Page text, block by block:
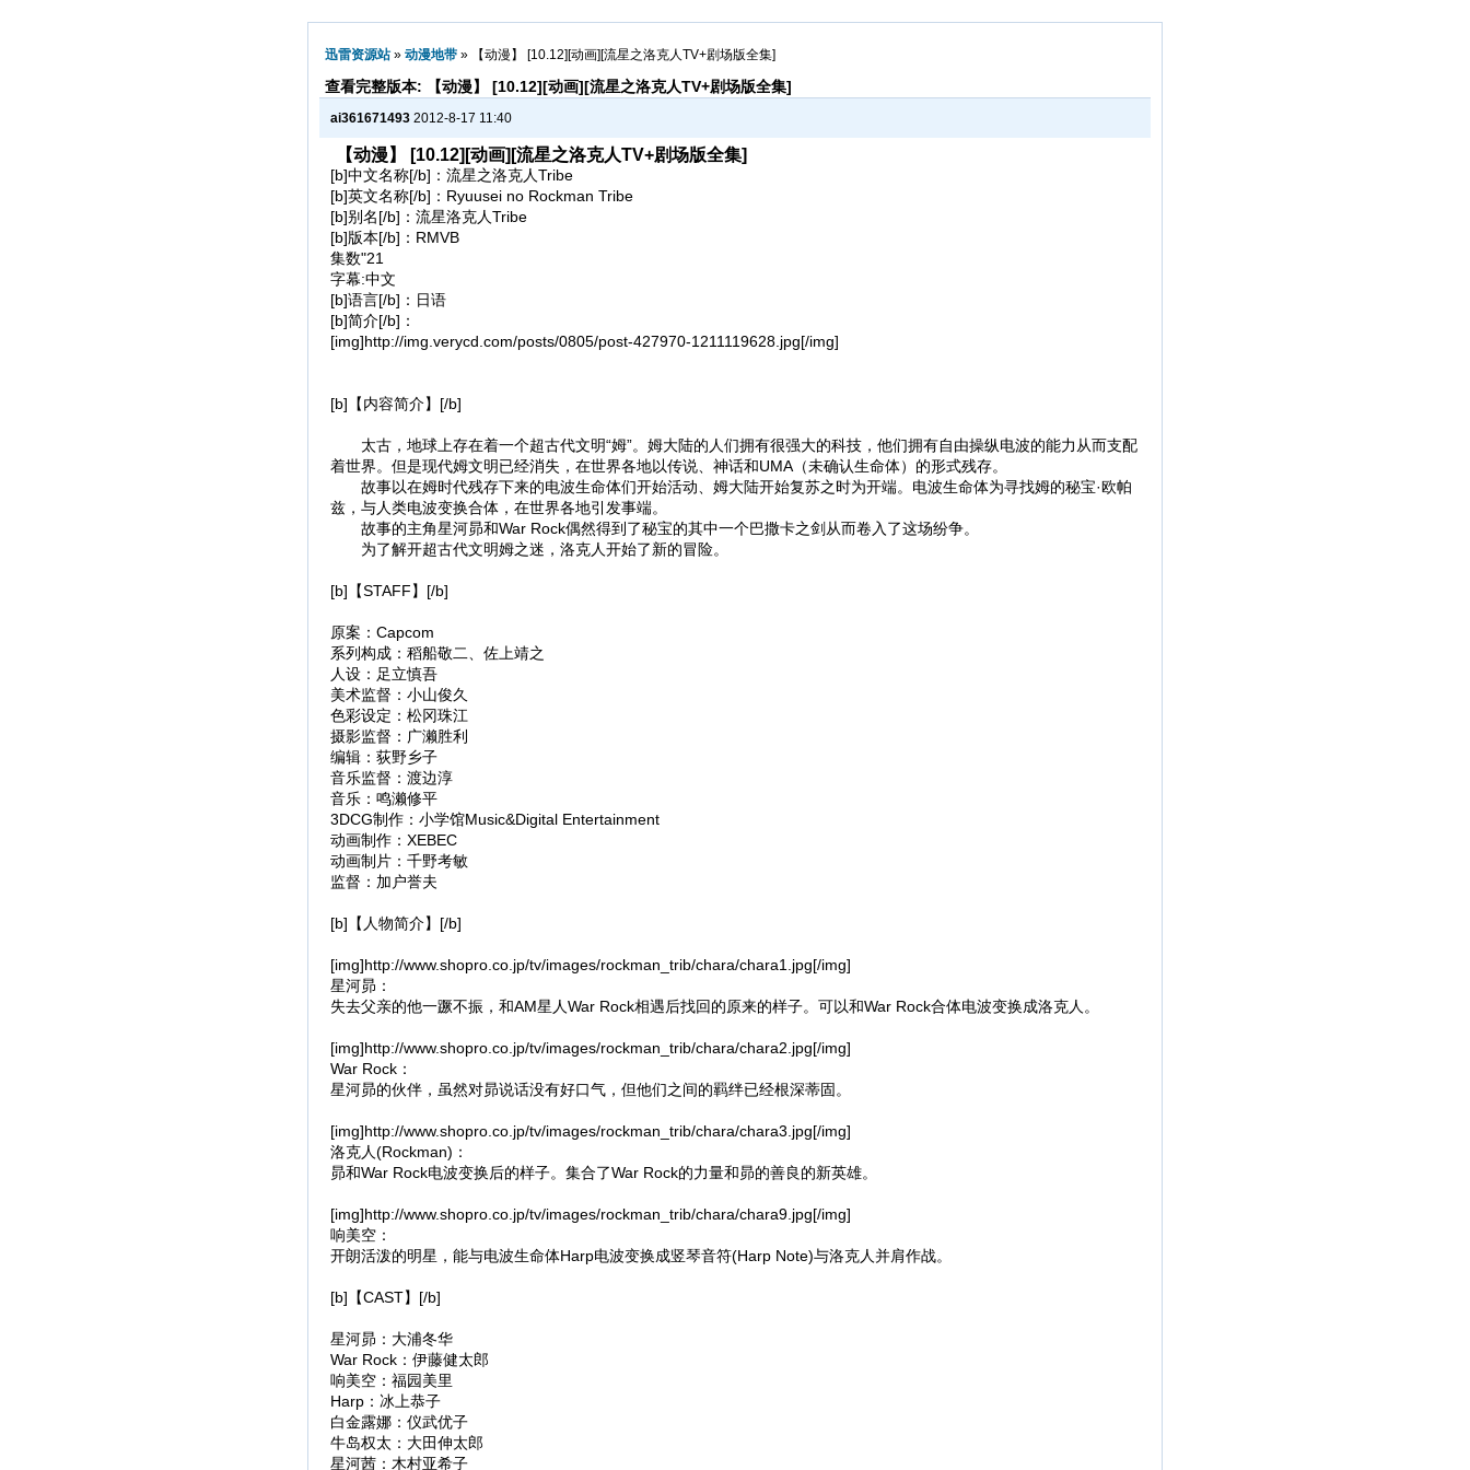
迅雷资源站» 动漫地带 » 【动漫】 [10.12][动画][流星之洛克人TV+剧场版全集]
查看完整版本: 【动漫】 [10.12][动画][流星之洛克人TV+剧场版全集]
ai361671493 2012-8-17 11:40
【动漫】 [10.12][动画][流星之洛克人TV+剧场版全集]
[b]中文名称[/b]：流星之洛克人Tribe
[b]英文名称[/b]：Ryuusei no Rockman Tribe
[b]别名[/b]：流星洛克人Tribe
[b]版本[/b]：RMVB
集数"21
字幕:中文
[b]语言[/b]：日语
[b]简介[/b]：
[img]http://img.verycd.com/posts/0805/post-427970-1211119628.jpg[/img]
[b]【内容简介】[/b]
太古，地球上存在着一个超古代文明“姆”。姆大陆的人们拥有很强大的科技，他们拥有自由操纵电波的能力从而支配
着世界。但是现代姆文明已经消失，在世界各地以传说、神话和UMA（未确认生命体）的形式残存。
故事以在姆时代残存下来的电波生命体们开始活动、姆大陆开始复苏之时为开端。电波生命体为寻找姆的秘宝·欧帕
兹，与人类电波变换合体，在世界各地引发事端。
故事的主角星河昴和War Rock偶然得到了秘宝的其中一个巴撒卡之剑从而卷入了这场纷争。
为了解开超古代文明姆之迷，洛克人开始了新的冒险。
[b]【STAFF】[/b]
原案：Capcom
系列构成：稻船敬二、佐上靖之
人设：足立慎吾
美术监督：小山俊久
色彩设定：松冈珠江
摄影监督：广濑胜利
编辑：荻野乡子
音乐监督：渡边淳
音乐：鸣濑修平
3DCG制作：小学馆Music&Digital Entertainment
动画制作：XEBEC
动画制片：千野考敏
监督：加户誉夫
[b]【人物简介】[/b]
[img]http://www.shopro.co.jp/tv/images/rockman_trib/chara/chara1.jpg[/img]
星河昴：
失去父亲的他一蹶不振，和AM星人War Rock相遇后找回的原来的样子。可以和War Rock合体电波变换成洛克人。
[img]http://www.shopro.co.jp/tv/images/rockman_trib/chara/chara2.jpg[/img]
War Rock：
星河昴的伙伴，虽然对昴说话没有好口气，但他们之间的羁绊已经根深蒂固。
[img]http://www.shopro.co.jp/tv/images/rockman_trib/chara/chara3.jpg[/img]
洛克人(Rockman)：
昴和War Rock电波变换后的样子。集合了War Rock的力量和昴的善良的新英雄。
[img]http://www.shopro.co.jp/tv/images/rockman_trib/chara/chara9.jpg[/img]
响美空：
开朗活泼的明星，能与电波生命体Harp电波变换成竖琴音符(Harp Note)与洛克人并肩作战。
[b]【CAST】[/b]
星河昴：大浦冬华
War Rock：伊藤健太郎
响美空：福园美里
Harp：冰上恭子
白金露娜：仪武优子
牛岛权太：大田伸太郎
星河茜：木村亚希子